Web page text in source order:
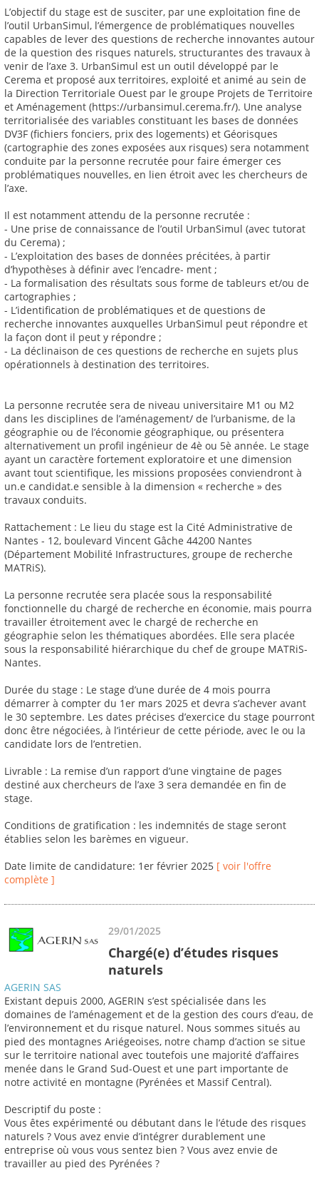
L’objectif du stage est de susciter, par une exploitation fine de
l’outil UrbanSimul, l’émergence de problématiques nouvelles
capables de lever des questions de recherche innovantes autour
de la question des risques naturels, structurantes des travaux à
venir de l’axe 3. UrbanSimul est un outil développé par le
Cerema et proposé aux territoires, exploité et animé au sein de
la Direction Territoriale Ouest par le groupe Projets de Territoire
et Aménagement (https://urbansimul.cerema.fr/). Une analyse
territorialisée des variables constituant les bases de données
DV3F (fichiers fonciers, prix des logements) et Géorisques
(cartographie des zones exposées aux risques) sera notamment
conduite par la personne recrutée pour faire émerger ces
problématiques nouvelles, en lien étroit avec les chercheurs de
l’axe.
Il est notamment attendu de la personne recrutée :
- Une prise de connaissance de l’outil UrbanSimul (avec tutorat
du Cerema) ;
- L’exploitation des bases de données précitées, à partir
d’hypothèses à définir avec l’encadre- ment ;
- La formalisation des résultats sous forme de tableurs et/ou de
cartographies ;
- L’identification de problématiques et de questions de
recherche innovantes auxquelles UrbanSimul peut répondre et
la façon dont il peut y répondre ;
- La déclinaison de ces questions de recherche en sujets plus
opérationnels à destination des territoires.
La personne recrutée sera de niveau universitaire M1 ou M2
dans les disciplines de l’aménagement/ de l’urbanisme, de la
géographie ou de l’économie géographique, ou présentera
alternativement un profil ingénieur de 4è ou 5è année. Le stage
ayant un caractère fortement exploratoire et une dimension
avant tout scientifique, les missions proposées conviendront à
un.e candidat.e sensible à la dimension « recherche » des
travaux conduits.
Rattachement : Le lieu du stage est la Cité Administrative de
Nantes - 12, boulevard Vincent Gâche 44200 Nantes
(Département Mobilité Infrastructures, groupe de recherche
MATRiS).
La personne recrutée sera placée sous la responsabilité
fonctionnelle du chargé de recherche en économie, mais pourra
travailler étroitement avec le chargé de recherche en
géographie selon les thématiques abordées. Elle sera placée
sous la responsabilité hiérarchique du chef de groupe MATRiS-
Nantes.
Durée du stage : Le stage d’une durée de 4 mois pourra
démarrer à compter du 1er mars 2025 et devra s’achever avant
le 30 septembre. Les dates précises d’exercice du stage pourront
donc être négociées, à l’intérieur de cette période, avec le ou la
candidate lors de l’entretien.
Livrable : La remise d’un rapport d’une vingtaine de pages
destiné aux chercheurs de l’axe 3 sera demandée en fin de
stage.
Conditions de gratification : les indemnités de stage seront
établies selon les barèmes en vigueur.
Date limite de candidature: 1er février 2025 [ voir l'offre
complète ]
29/01/2025
Chargé(e) d’études risques
naturels
AGERIN SAS
Existant depuis 2000, AGERIN s’est spécialisée dans les
domaines de l’aménagement et de la gestion des cours d’eau, de
l’environnement et du risque naturel. Nous sommes situés au
pied des montagnes Ariégeoises, notre champ d’action se situe
sur le territoire national avec toutefois une majorité d’affaires
menée dans le Grand Sud-Ouest et une part importante de
notre activité en montagne (Pyrénées et Massif Central).
Descriptif du poste :
Vous êtes expérimenté ou débutant dans le l’étude des risques
naturels ? Vous avez envie d’intégrer durablement une
entreprise où vous vous sentez bien ? Vous avez envie de
travailler au pied des Pyrénées ?